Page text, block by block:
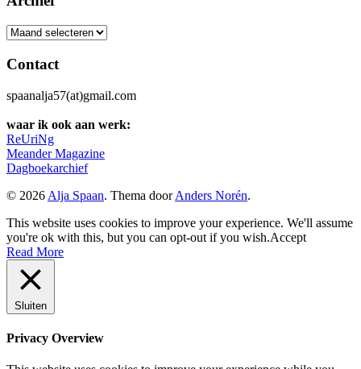
Archief
Contact
spaanalja57(at)gmail.com
waar ik ook aan werk:
ReUriNg
Meander Magazine
Dagboekarchief
© 2026 Alja Spaan. Thema doorAnders Norén.
This website uses cookies to improve your experience. We'll assume
you're ok with this, but you can opt-out if you wish.Accept
Read More
Sluiten
Privacy Overview